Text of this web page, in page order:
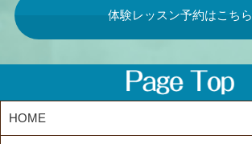
体験レッスン予約はこちら
HOME